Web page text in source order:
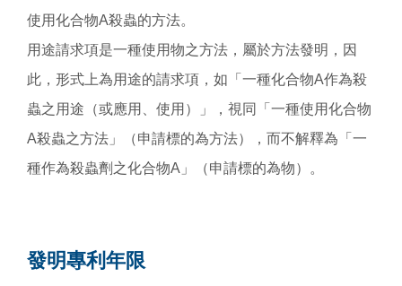
使用化合物A殺蟲的方法。
用途請求項是一種使用物之方法，屬於方法發明，因
此，形式上為用途的請求項，如「一種化合物A作為殺
蟲之用途（或應用、使用）」，視同「一種使用化合物
A殺蟲之方法」（申請標的為方法），而不解釋為「一
種作為殺蟲劑之化合物A」（申請標的為物）。
發明專利年限